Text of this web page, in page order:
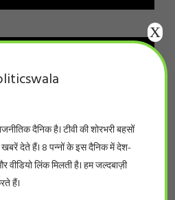
दैनिक है। टीवी की शोरभरी बहसों
देते हैं। 8 पन्नों के इस दैनिक में देश-
वीडियो लिंक मिलती है। हम जल्दबाज़ी
हैं।
X